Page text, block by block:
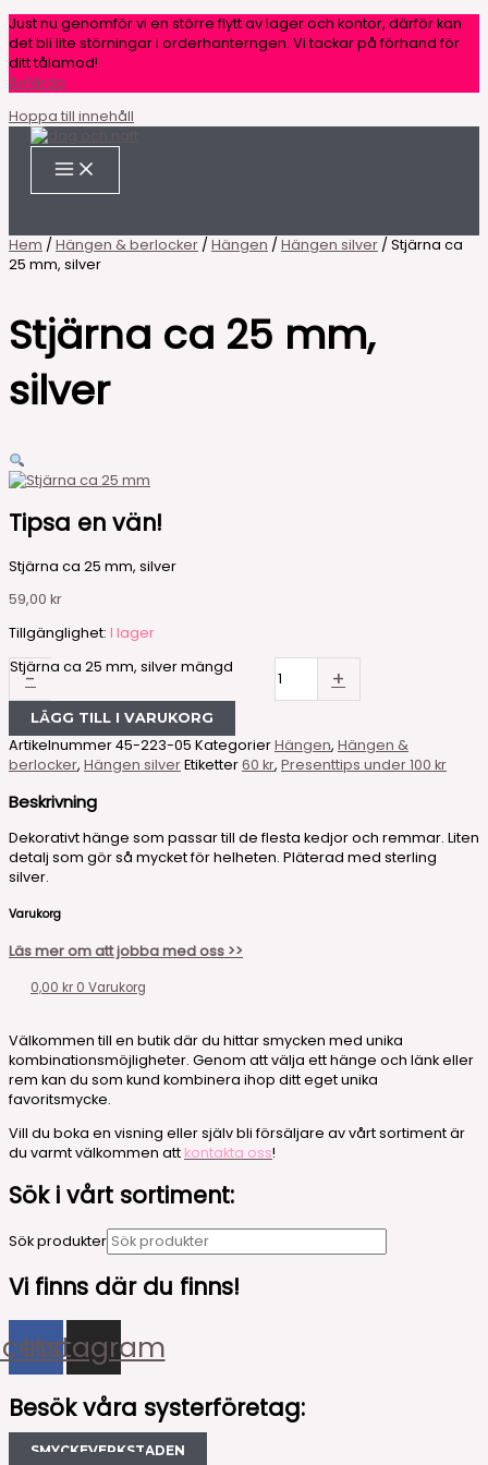
Just nu genomför vi en större flytt av lager och kontor, därför kan
det bli lite störningar i orderhanterngen. Vi tackar på förhand för
ditt tålamod!
Avfärda
Hoppa till innehåll
Hem / Hängen & berlocker / Hängen / Hängen silver / Stjärna ca
25 mm, silver
Stjärna ca 25 mm,
silver
Tipsa en vän!
Stjärna ca 25 mm, silver
59,00 kr
Tillgänglighet: I lager
-
Stjärna ca 25 mm, silver mängd +
LÄGG TILL I VARUKORG
Artikelnummer45-223-05 KategorierHängen, Hängen &
berlocker, Hängen silverEtiketter60 kr, Presenttips under 100 kr
Beskrivning
Dekorativt hänge som passar till de flesta kedjor och remmar. Liten
detalj som gör så mycket för helheten. Pläterad med sterling
silver.
Varukorg
Läs mer om att jobba med oss >>
0,00 kr 0 Varukorg
Välkommen till en butik där du hittar smycken med unika
kombinationsmöjligheter. Genom att välja ett hänge och länk eller
rem kan du som kund kombinera ihop ditt eget unika
favoritsmycke.
Vill du boka en visning eller själv bli försäljare av vårt sortiment är
du varmt välkommen att kontakta oss!
Sök i vårt sortiment:
Sök produkter
Vi finns där du finns!
Instagram
Besök våra systerföretag:
SMYCKEVERKSTADEN